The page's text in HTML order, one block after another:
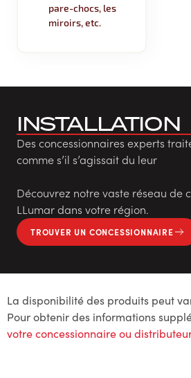
pare-chocs, les
miroirs, etc.
INSTALLATION
Des concessionnaires experts
comme s’il s’agissait du leur
Découvrez notre vaste réseau de
LLumar dans votre région.
TROUVER UN CONCESSIONNAIRE
La disponibilité des produits peut
Pour obtenir des informations
votre concessionnaire ou